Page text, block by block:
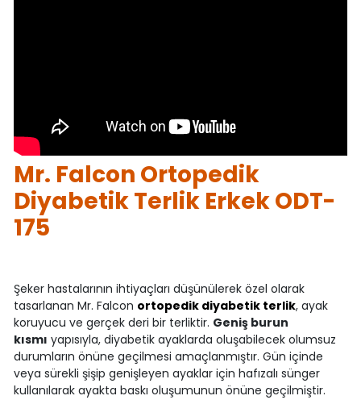
Mr. Falcon Ortopedik
Diyabetik Terlik Erkek ODT-
175
Şeker hastalarının ihtiyaçları düşünülerek özel olarak
tasarlanan Mr. Falcon ortopedik diyabetik terlik, ayak
koruyucu ve gerçek deri bir terliktir. Geniş burun
kısmı yapısıyla, diyabetik ayaklarda oluşabilecek olumsuz
durumların önüne geçilmesi amaçlanmıştır. Gün içinde
veya sürekli şişip genişleyen ayaklar için hafızalı sünger
kullanılarak ayakta baskı oluşumunun önüne geçilmiştir.